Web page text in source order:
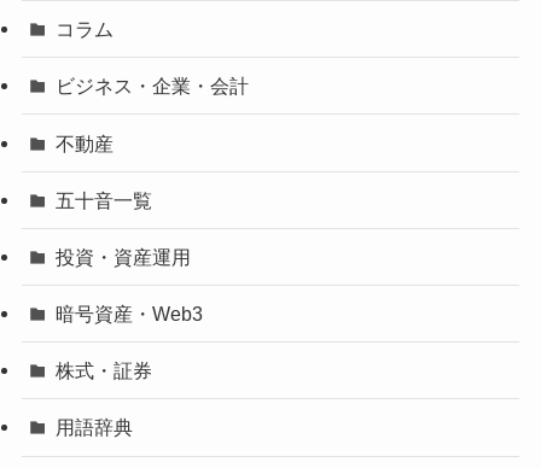
コラム
ビジネス・企業・会計
不動産
五十音一覧
投資・資産運用
暗号資産・Web3
株式・証券
用語辞典